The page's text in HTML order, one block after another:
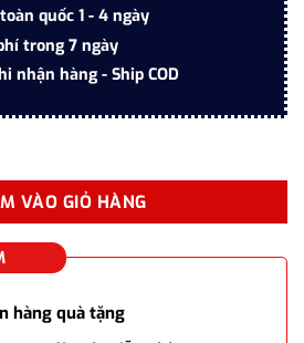
quốc 1 - 4 ngày
trong 7 ngày
nhận hàng - Ship COD
Vector màu xanh navy cao cấp làm
VÀO GIỎ HÀNG
hàng quà tặng